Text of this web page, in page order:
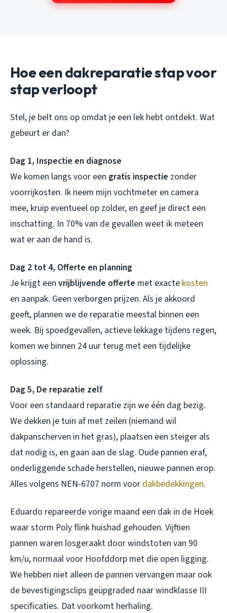
Hoe een dakreparatie stap voor
stap verloopt
Stel, je belt ons op omdat je een lek hebt ontdekt. Wat
gebeurt er dan?
Dag 1, Inspectie en diagnose
We komen langs voor een gratis inspectie zonder
voorrijkosten. Ik neem mijn vochtmeter en camera
mee, kruip eventueel op zolder, en geef je direct een
inschatting. In 70% van de gevallen weet ik meteen
wat er aan de hand is.
Dag 2 tot 4, Offerte en planning
Je krijgt een vrijblijvende offerte met exacte kosten
en aanpak. Geen verborgen prijzen. Als je akkoord
geeft, plannen we de reparatie meestal binnen een
week. Bij spoedgevallen, actieve lekkage tijdens regen,
komen we binnen 24 uur terug met een tijdelijke
oplossing.
Dag 5, De reparatie zelf
Voor een standaard reparatie zijn we één dag bezig.
We dekken je tuin af met zeilen (niemand wil
dakpanscherven in het gras), plaatsen een steiger als
dat nodig is, en gaan aan de slag. Oude pannen eraf,
onderliggende schade herstellen, nieuwe pannen erop.
Alles volgens NEN-6707 norm voor dakbedekkingen.
Eduardo repareerde vorige maand een dak in de Hoek
waar storm Poly flink huishad gehouden. Vijftien
pannen waren losgeraakt door windstoten van 90
km/u, normaal voor Hoofddorp met die open ligging.
We hebben niet alleen de pannen vervangen maar ook
de bevestigingsclips geüpgraded naar windklasse III
specificaties. Dat voorkomt herhaling.